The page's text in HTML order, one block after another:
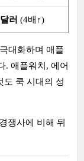
러 (4배↑)
대화하며 애플
. 애플워치, 에어
도 쿡 시대의 성
쟁사에 비해 뒤